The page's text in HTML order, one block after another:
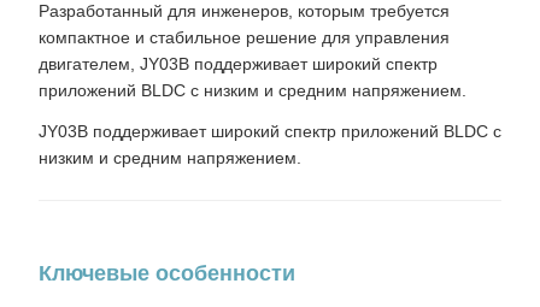
Разработанный для инженеров, которым требуется
компактное и стабильное решение для управления
двигателем, JY03B поддерживает широкий спектр
приложений BLDC с низким и средним напряжением.
JY03B поддерживает широкий спектр приложений BLDC с
низким и средним напряжением.
Ключевые особенности